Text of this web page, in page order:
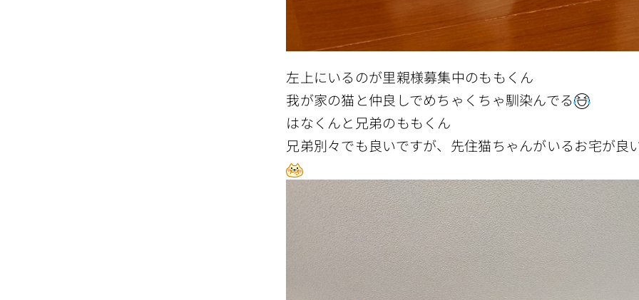
左上にいるのが里親様募集中のももくん
我が家の猫と仲良しでめちゃくちゃ馴染んでる
はなくんと兄弟のももくん
兄弟別々でも良いですが、先住猫ちゃんがいるお宅が良